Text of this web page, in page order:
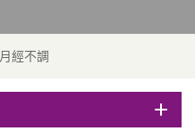
月經不調